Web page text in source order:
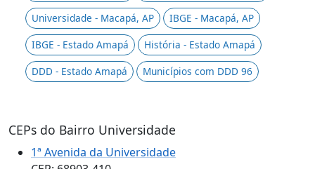
Universidade - Macapá, AP
IBGE - Macapá, AP
IBGE - Estado Amapá
História - Estado Amapá
DDD - Estado Amapá
Municípios com DDD 96
CEPs do Bairro Universidade
1ª Avenida da Universidade